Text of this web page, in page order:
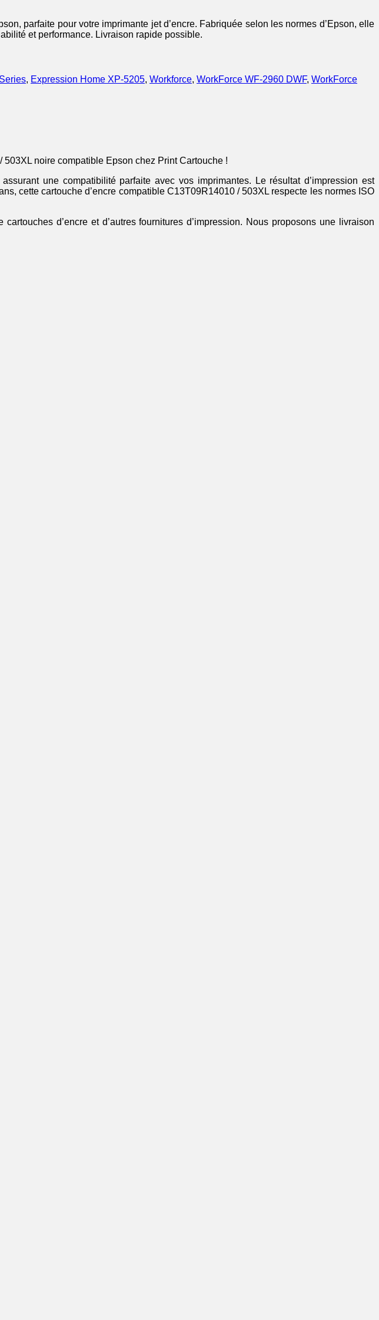
parfaite pour votre imprimante jet d’encre. Fabriquée selon les normes d’Epson, elle
et performance. Livraison rapide possible.
, Expression Home XP-5205, Workforce, WorkForce WF-2960 DWF, WorkForce
noire compatible Epson chez Print Cartouche !
une compatibilité parfaite avec vos imprimantes. Le résultat d’impression est
cette cartouche d’encre compatible C13T09R14010 / 503XL respecte les normes ISO
d’encre et d’autres fournitures d’impression. Nous proposons une livraison